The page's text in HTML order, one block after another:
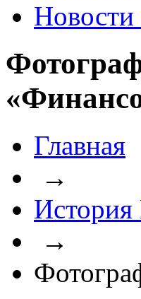
Новости
Главная
→
→